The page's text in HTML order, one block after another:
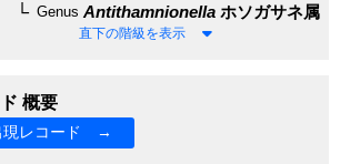
Genus Antithamnionella ホソガサネ属
直下の階級を表示
概要
現レコード →